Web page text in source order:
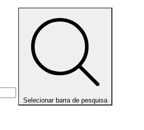
Selecionar barra de pesquisa